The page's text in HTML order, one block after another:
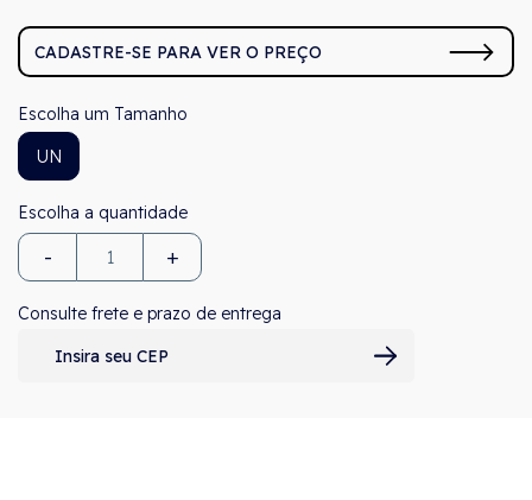
CADASTRE-SE PARA VER O PREÇO
Tamanho
UN
- +
Consulte frete e prazo de entrega